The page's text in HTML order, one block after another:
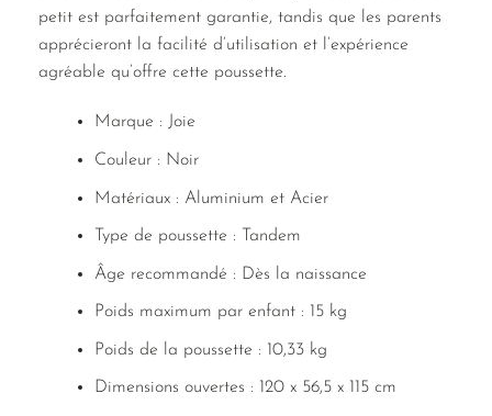
petit est parfaitement garantie, tandis que les parents
apprécieront la facilité d’utilisation et l’expérience
agréable qu’offre cette poussette.
Marque : Joie
Couleur : Noir
Matériaux : Aluminium et Acier
Type de poussette : Tandem
Âge recommandé : Dès la naissance
Poids maximum par enfant : 15 kg
Poids de la poussette : 10,33 kg
Dimensions ouvertes : 120 x 56,5 x 115 cm